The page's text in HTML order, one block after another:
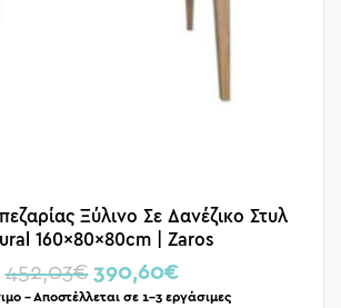
Ξύλινο Σε Δανέζικο Στυλ
160x80x80cm | Zaros
452,03€ 390,60€
– Αποστέλλεται σε 1-3 εργάσιμες